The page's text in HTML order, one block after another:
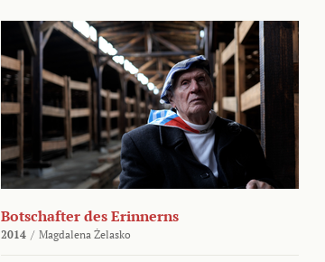
Botschafter des Erinnerns
2014 / Magdalena Żelasko